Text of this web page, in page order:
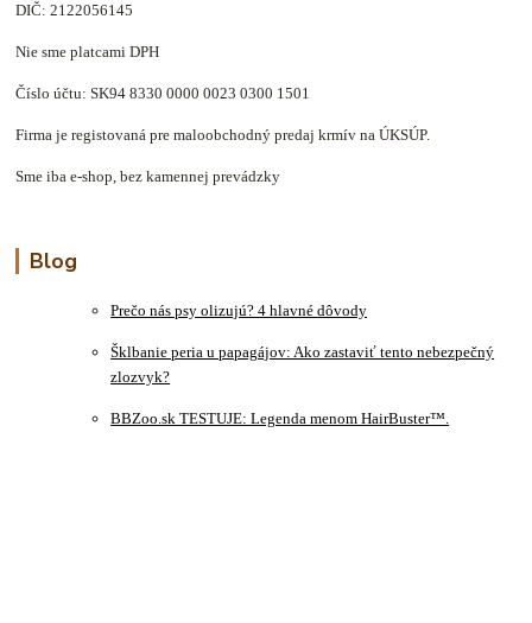
DIČ: 2122056145
Nie sme platcami DPH
Číslo účtu: SK94 8330 0000 0023 0300 1501
Firma je registovaná pre maloobchodný predaj krmív na ÚKSÚP.
Sme iba e-shop, bez kamennej prevádzky
Blog
Prečo nás psy olizujú? 4 hlavné dôvody
Šklbanie peria u papagájov: Ako zastaviť tento nebezpečný
zlozvyk?
BBZoo.sk TESTUJE: Legenda menom HairBuster™.